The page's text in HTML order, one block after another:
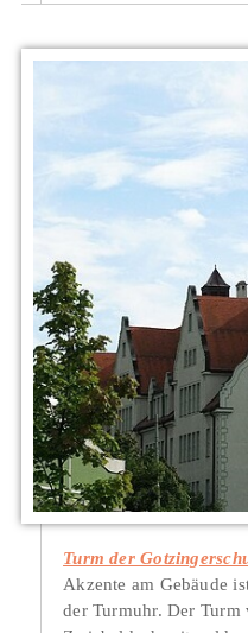
Turm der
Akzente am Gebäude
der Turmuhr. Der